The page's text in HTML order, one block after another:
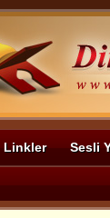
Linkler Sesli